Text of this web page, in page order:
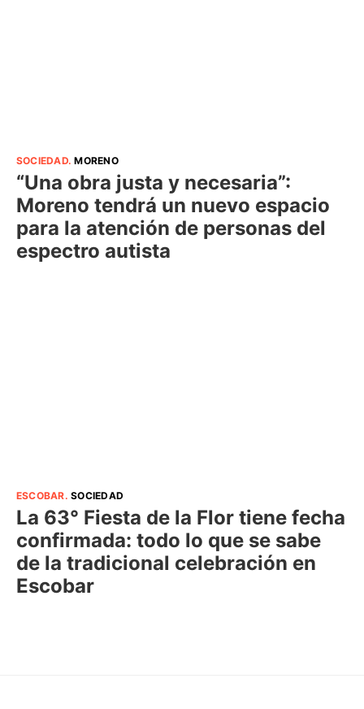
SOCIEDAD.MORENO
“Una obra justa y necesaria”:
Moreno tendrá un nuevo espacio
para la atención de personas del
espectro autista
ESCOBAR.SOCIEDAD
La 63° Fiesta de la Flor tiene fecha
confirmada: todo lo que se sabe
de la tradicional celebración en
Escobar